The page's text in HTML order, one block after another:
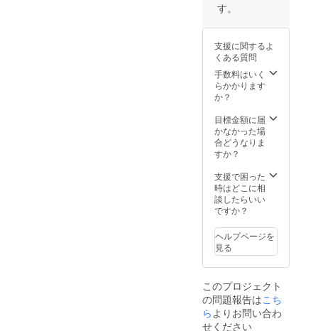
ｍ）
コット
ン生地
※写真は
イメー
ジで絵
きさや
位置は
多少異
なる場
りま
す。 ⑤
缶バッ
ジ3個
※トップ
ページ
に掲載
のL･M･
それぞ
れお好
みのも
のを１
す。
支援に関するよ
くある質問
手数料はいく
らかかります
か？
目標金額に届
かなかった場
合どうなりま
すか？
支援で困った
時はどこに相
談したらいい
ですか？
ヘルプページを
見る
このプロジェクト
の問題報告はこち
らよりお問い合わ
せください